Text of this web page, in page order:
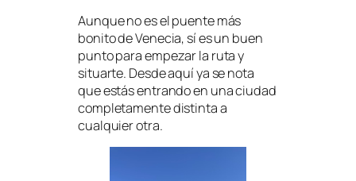
Aunque no es el puente más
bonito de Venecia, sí es un buen
punto para empezar la ruta y
situarte. Desde aquí ya se nota
que estás entrando en una ciudad
completamente distinta a
cualquier otra.